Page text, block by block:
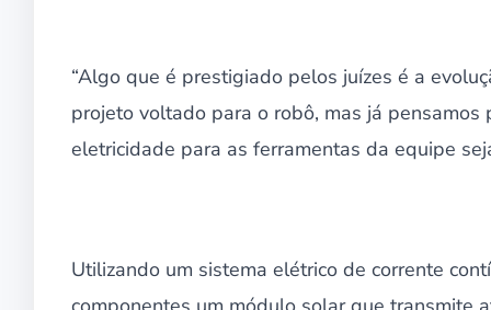
“Algo que é prestigiado pelos juízes é a
projeto voltado para o robô, mas já
eletricidade para as ferramentas da equipe
Utilizando um sistema elétrico de corrente